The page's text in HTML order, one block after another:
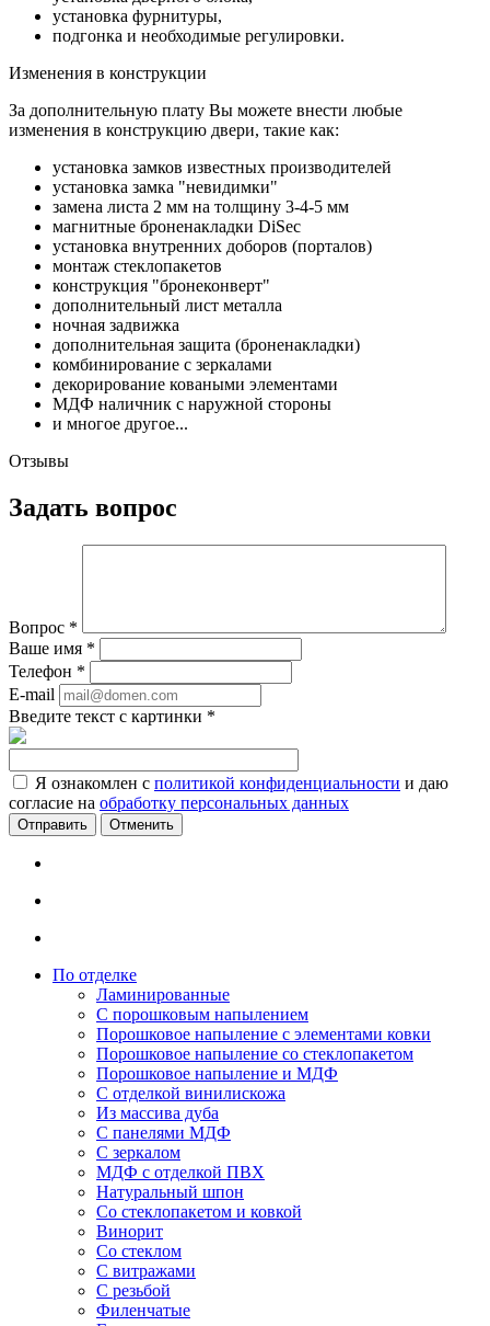
установка фурнитуры,
подгонка и необходимые регулировки.
Изменения в конструкции
За дополнительную плату Вы можете внести любые
изменения в конструкцию двери, такие как:
установка замков известных производителей
установка замка "невидимки"
замена листа 2 мм на толщину 3-4-5 мм
магнитные броненакладки DiSec
установка внутренних доборов (порталов)
монтаж стеклопакетов
конструкция "бронеконверт"
дополнительный лист металла
ночная задвижка
дополнительная защита (броненакладки)
комбинирование с зеркалами
декорирование коваными элементами
МДФ наличник с наружной стороны
и многое другое...
Отзывы
Задать вопрос
Вопрос *
Ваше имя *
Телефон *
E-mail
Введите текст с картинки *
Я ознакомлен с политикой конфиденциальности и даю
согласие на обработку персональных данных
Отменить
По отделке
Ламинированные
С порошковым напылением
Порошковое напыление с элементами ковки
Порошковое напыление со стеклопакетом
Порошковое напыление и МДФ
С отделкой винилискожа
Из массива дуба
С панелями МДФ
С зеркалом
МДФ с отделкой ПВХ
Натуральный шпон
Со стеклопакетом и ковкой
Винорит
Со стеклом
С витражами
С резьбой
Филенчатые